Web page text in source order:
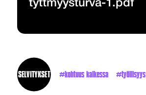
tyttmyysturva-1.pdf
SELVITYKSET kohtuus kaikessa työllisyys